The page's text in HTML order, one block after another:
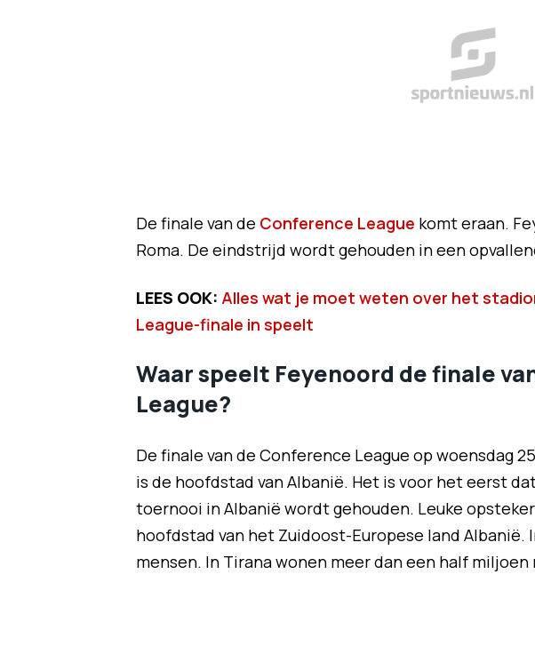
De finale van de Conference League komt eraan.
Roma. De eindstrijd wordt gehouden in een
LEES OOK: Alles wat je moet weten over het
League-finale in speelt
Waar speelt Feyenoord de finale
League?
De finale van de Conference League op woensdag
is de hoofdstad van Albanië. Het is voor het eerst
toernooi in Albanië wordt gehouden. Leuke
hoofdstad van het Zuidoost-Europese land Albanië.
mensen. In Tirana wonen meer dan een half miljoen